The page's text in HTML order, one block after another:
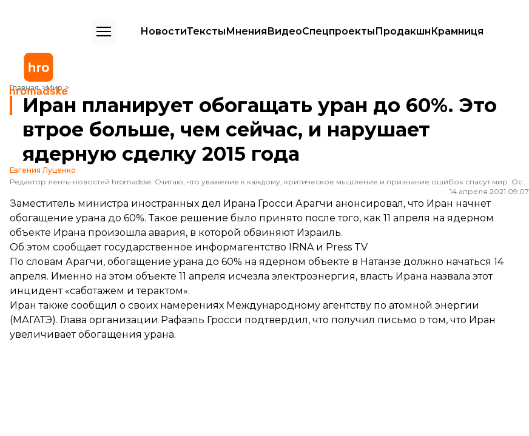
НовостиТекстыМненияВидеоСпецпроектыПродакшнКрамниця
Главная Мир
Иран планирует обогащать уран до 60%. Это втрое больше, чем сейчас, и нарушает ядерную сделку 2015 года
Иран планирует обогащать уран до 60%. Это
втрое больше, чем сейчас, и нарушает
ядерную сделку 2015 года
Евгения Луценко
Редактор ленты новостей hromadske. Считаю, что уважение к каждому, критическое мышление и признание ошибок спасут мир. Особенно люблю новости о науке и космос
14 апреля 2021 09:07
Заместитель министра иностранных дел Ирана Гросси Арагчи анонсировал, что Иран начнет
обогащение урана до 60%. Такое решение было принято после того, как 11 апреля на ядерном
объекте Ирана произошла авария, в которой обвиняют Израиль.
Об этом сообщает государственное информагентство IRNAи Press TV
По словам Арагчи, обогащение урана до 60% на ядерном объекте в Натанзе должно начаться 14
апреля. Именно на этом объекте 11 апреля исчезла электроэнергия, власть Ирана назвала этот
инцидент «саботажем и терактом».
Иран также сообщил о своих намерениях Международному агентству по атомной энергии
(МАГАТЭ). Глава организации Рафаэль Гросси подтвердил, что получил письмо о том, что Иран
увеличивает обогащения урана.